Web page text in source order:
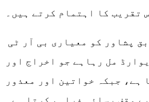
مل رہاہے جو اخراج اور
ہے، جبکہ خواتین اور معذور